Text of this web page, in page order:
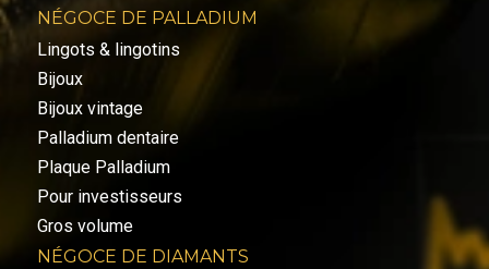
NÉGOCE DE PALLADIUM
Lingots & lingotins
Bijoux
Bijoux vintage
Palladium dentaire
Plaque Palladium
Pour investisseurs
Gros volume
NÉGOCE DE DIAMANTS